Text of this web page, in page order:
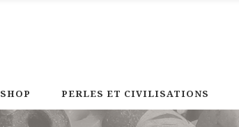
SHOP PERLES ET CIVILISATIONS